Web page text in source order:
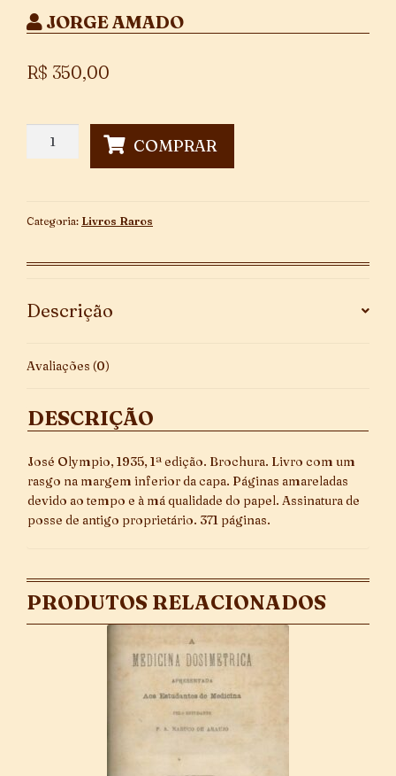
JORGE AMADO
R$ 350,00
COMPRAR
Categoria: Livros Raros
Descrição
Avaliações (0)
DESCRIÇÃO
José Olympio, 1935, 1ª edição. Brochura. Livro com um
rasgo na margem inferior da capa. Páginas amareladas
devido ao tempo e à má qualidade do papel. Assinatura de
posse de antigo proprietário. 371 páginas.
PRODUTOS RELACIONADOS